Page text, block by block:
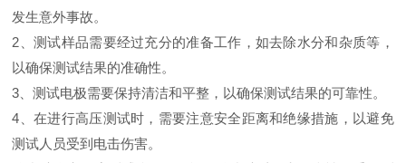
发生意外事故。
2、测试样品需要经过充分的准备工作，如去除水分和杂质等，
以确保测试结果的准确性。
3、测试电极需要保持清洁和平整，以确保测试结果的可靠性。
4、在进行高压测试时，需要注意安全距离和绝缘措施，以避免
测试人员受到电击伤害。